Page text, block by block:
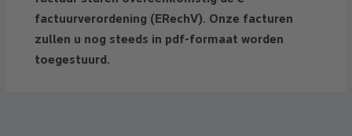
factuurverordening (ERechV). Onze facturen
zullen u nog steeds in pdf-formaat worden
toegestuurd.